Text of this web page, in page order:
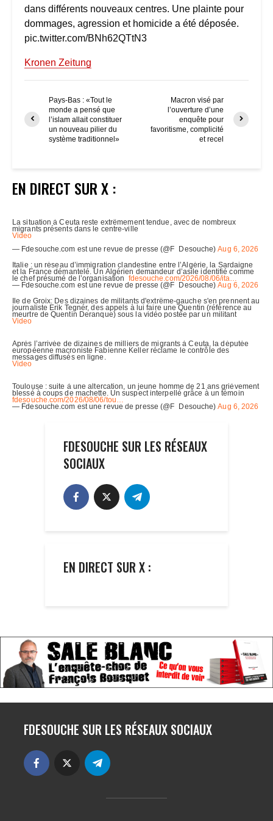
dans différents nouveaux centres. Une plainte pour
dommages, agression et homicide a été déposée.
pic.twitter.com/BNh62QTtN3
Kronen Zeitung
Pays-Bas : «Tout le
monde a pensé que
l’islam allait constituer
un nouveau pilier du
système traditionnel»
Macron visé par
l’ouverture d’une
enquête pour
favoritisme, complicité
et recel
EN DIRECT SUR X :
FDESOUCHE SUR LES RÉSEAUX
SOCIAUX
EN DIRECT SUR X :
FDESOUCHE SUR LES RÉSEAUX SOCIAUX